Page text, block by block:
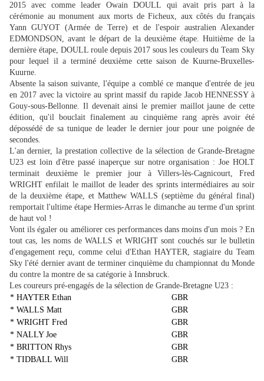
2015 avec comme leader Owain DOULL qui avait pris part à la
cérémonie au monument aux morts de Ficheux, aux côtés du français
Yann GUYOT (Armée de Terre) et de l'espoir australien Alexander
EDMONDSON, avant le départ de la deuxième étape. Huitième de la
dernière étape, DOULL roule depuis 2017 sous les couleurs du Team Sky
pour lequel il a terminé deuxième cette saison de Kuurne-Bruxelles-
Kuurne.
Absente la saison suivante, l'équipe a comblé ce manque d'entrée de jeu
en 2017 avec la victoire au sprint massif du rapide Jacob HENNESSY à
Gouy-sous-Bellonne. Il devenait ainsi le premier maillot jaune de cette
édition, qu'il bouclait finalement au cinquième rang après avoir été
dépossédé de sa tunique de leader le dernier jour pour une poignée de
secondes.
L'an dernier, la prestation collective de la sélection de Grande-Bretagne
U23 est loin d'être passé inaperçue sur notre organisation : Joe HOLT
terminait deuxième le premier jour à Villers-lès-Cagnicourt, Fred
WRIGHT enfilait le maillot de leader des sprints intermédiaires au soir
de la deuxième étape, et Matthew WALLS (septième du général final)
remportait l'ultime étape Hermies-Arras le dimanche au terme d'un sprint
de haut vol !
Vont ils égaler ou améliorer ces performances dans moins d'un mois ? En
tout cas, les noms de WALLS et WRIGHT sont couchés sur le bulletin
d'engagement reçu, comme celui d'Ethan HAYTER, stagiaire du Team
Sky l'été dernier avant de terminer cinquième du championnat du Monde
du contre la montre de sa catégorie à Innsbruck.
Les coureurs pré-engagés de la sélection de Grande-Bretagne U23 :
* HAYTER Ethan
GBR
* WALLS Matt
GBR
* WRIGHT Fred
GBR
* NALLY Joe
GBR
* BRITTON Rhys
GBR
* TIDBALL Will
GBR